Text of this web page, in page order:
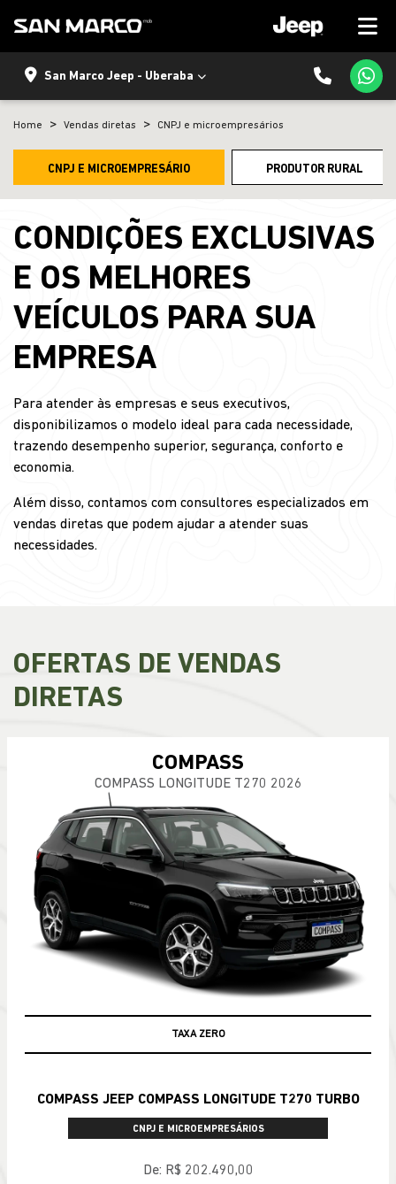
San Marco Jeep - Uberaba
Home Vendas diretas CNPJ e microempresários
CNPJ E MICROEMPRESÁRIO PRODUTOR RURAL
CONDIÇÕES EXCLUSIVAS
E OS MELHORES
VEÍCULOS PARA SUA
EMPRESA
Para atender às empresas e seus executivos,
disponibilizamos o modelo ideal para cada necessidade,
trazendo desempenho superior, segurança, conforto e
economia.
Além disso, contamos com consultores especializados em
vendas diretas que podem ajudar a atender suas
necessidades.
OFERTAS DE VENDAS
DIRETAS
COMPASS
COMPASS LONGITUDE T270 2026
TAXA ZERO
COMPASS JEEP COMPASS LONGITUDE T270 TURBO
CNPJ E MICROEMPRESÁRIOS
De: R$ 202.490,00